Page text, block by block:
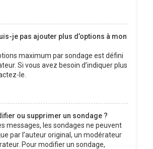
je pas ajouter plus d’options à mon
maximum par sondage est défini
Si vous avez besoin d’indiquer plus
le.
ou supprimer un sondage ?
messages, les sondages ne peuvent
par l’auteur original, un modérateur
Pour modifier un sondage,